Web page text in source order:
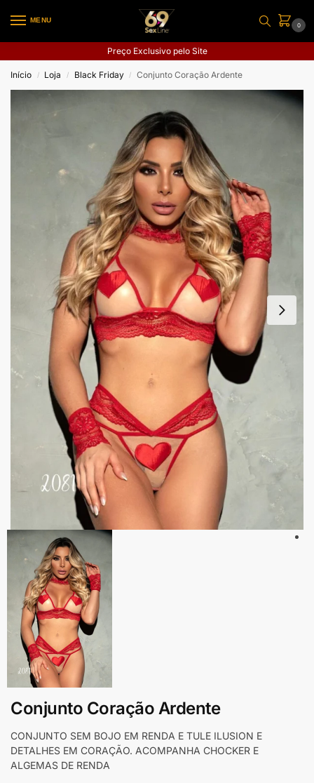
MENU
0
Preço Exclusivo pelo Site
Início / Loja / Black Friday / Conjunto Coração Ardente
Conjunto Coração Ardente
CONJUNTO SEM BOJO EM RENDA E TULE ILUSION E
DETALHES EM CORAÇÃO. ACOMPANHA CHOCKER E
ALGEMAS DE RENDA